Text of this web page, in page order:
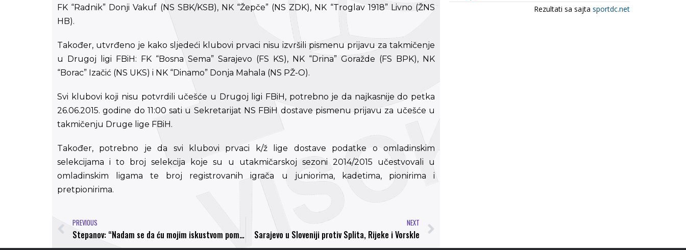
FK “Radnik” Donji Vakuf (NS SBK/KSB), NK “Žepče” (NS ZDK), NK “Troglav 1918” Livno (ŽNS
HB).
Također, utvrđeno je kako sljedeći klubovi prvaci nisu izvršili pismenu prijavu za takmičenje
u Drugoj ligi FBiH: FK “Bosna Sema” Sarajevo (FS KS), NK “Drina” Goražde (FS BPK), NK
“Borac” Izačić (NS UKS) i NK “Dinamo” Donja Mahala (NS PŽ-O).
Svi klubovi koji nisu potvrdili učešće u Drugoj ligi FBiH, potrebno je da najkasnije do petka
26.06.2015. godine do 11:00 sati u Sekretarijat NS FBiH dostave pismenu prijavu za učešće u
takmičenju Druge lige FBiH.
Također, potrebno je da svi klubovi prvaci k/ž lige dostave podatke o omladinskim
selekcijama i to broj selekcija koje su u utakmičarskoj sezoni 2014/2015 učestvovali u
omladinskim ligama te broj registrovanih igrača u juniorima, kadetima, pionirima i
pretpionirima.
PREVIOUS
Stepanov: “Nadam se da ću mojim iskustvom pomoći i ekipi”
NEXT
Sarajevo u Sloveniji protiv Splita, Rijeke i Vorskle